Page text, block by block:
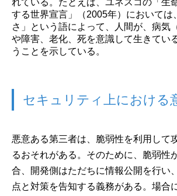
する世界宣言」（2005年）においては
さ」という語によって、人間が、病気
や障害、老化、死を意識して生きてい
うことを示している。
セキュリティ上における
悪意ある第三者は、脆弱性を利用して
るおそれがある。そのために、脆弱性
合、開発側はただちに情報公開を行い
点と対策を告知する義務がある。場合